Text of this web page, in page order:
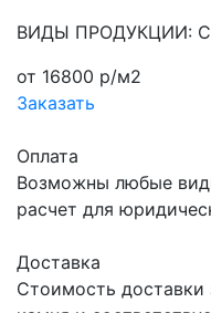
ВИДЫ ПРОДУКЦИИ:
от 16800 р/м2
Заказать
Оплата
Возможны любые
расчет для
Доставка
Стоимость доставки